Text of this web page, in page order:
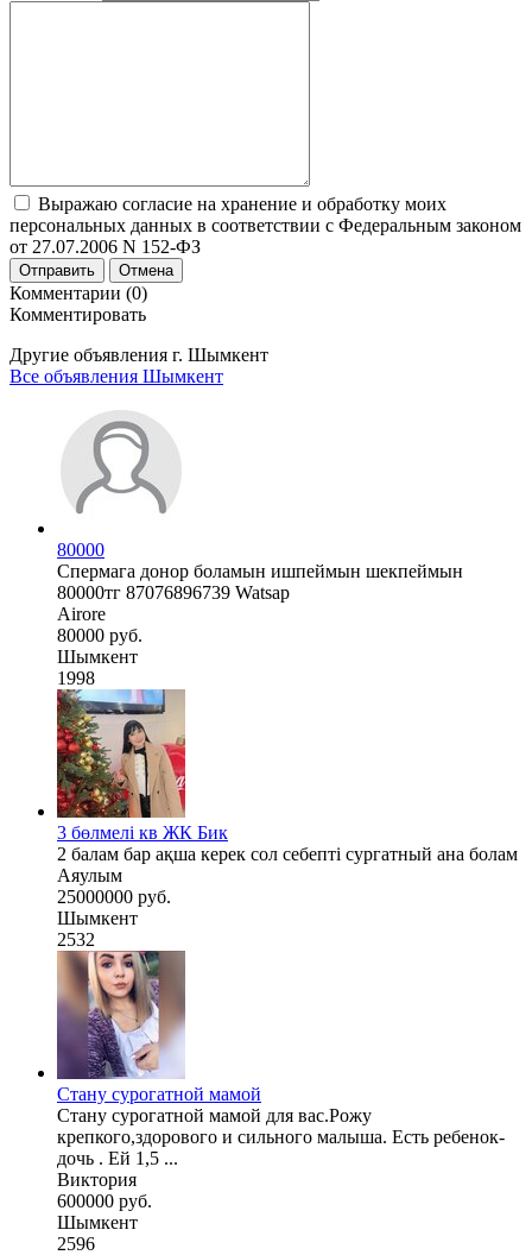
Выражаю согласие на хранение и обработку моих
персональных данных в соответствии с Федеральным законом
от 27.07.2006 N 152-ФЗ
Отправить Отмена
Комментарии (0)
Комментировать
Другие объявления г. Шымкент
Все объявления Шымкент
80000
Спермага донор боламын ишпеймын шекпеймын
80000тг 87076896739 Watsap
Airore
80000 руб.
Шымкент
1998
3 бөлмелі кв ЖК Бик
2 балам бар ақша керек сол себепті сургатный ана болам
Аяулым
25000000 руб.
Шымкент
2532
Стану сурогатной мамой
Стану сурогатной мамой для вас.Рожу
крепкого,здорового и сильного малыша. Есть ребенок-
дочь . Ей 1,5 ...
Виктория
600000 руб.
Шымкент
2596